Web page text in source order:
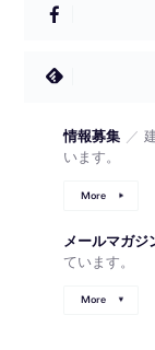
情報募集 ／
います。
More
メールマガジ
ています。
More